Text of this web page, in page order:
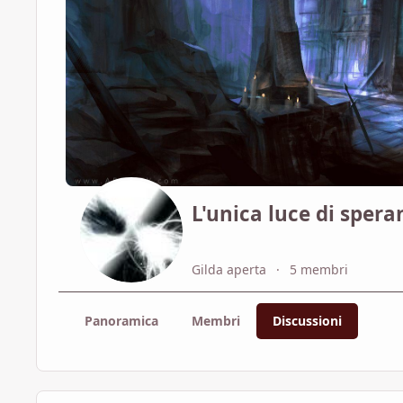
L'unica luce di
Gilda aperta 5 membri
Panoramica Membri Discussioni